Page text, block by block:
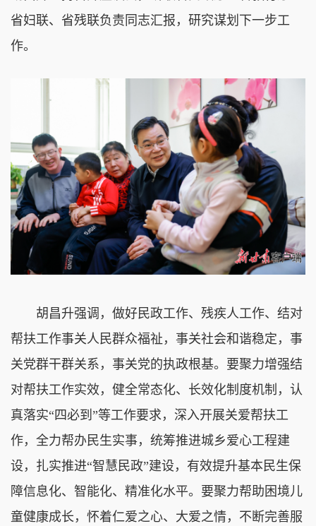
省妇联、省残联负责同志汇报，研究谋划下一步工
作。
胡昌升强调，做好民政工作、残疾人工作、结对
帮扶工作事关人民群众福祉，事关社会和谐稳定，事
关党群干群关系，事关党的执政根基。要聚力增强结
对帮扶工作实效，健全常态化、长效化制度机制，认
真落实“四必到”等工作要求，深入开展关爱帮扶工
作，全力帮办民生实事，统筹推进城乡爱心工程建
设，扎实推进“智慧民政”建设，有效提升基本民生保
障信息化、智能化、精准化水平。要聚力帮助困境儿
童健康成长，怀着仁爱之心、大爱之情，不断完善服